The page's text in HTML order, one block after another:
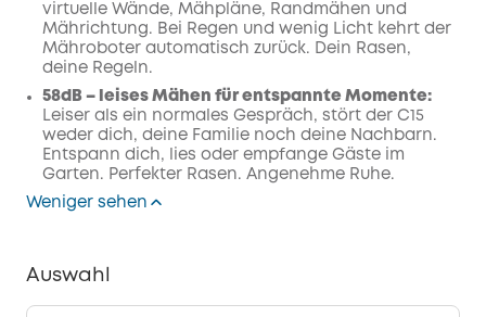
virtuelle Wände, Mähpläne, Randmähen und
Mährichtung. Bei Regen und wenig Licht kehrt der
Mähroboter automatisch zurück. Dein Rasen,
deine Regeln.
58dB – leises Mähen für entspannte Momente:
Leiser als ein normales Gespräch, stört der C15
weder dich, deine Familie noch deine Nachbarn.
Entspann dich, lies oder empfange Gäste im
Garten. Perfekter Rasen. Angenehme Ruhe.
Weniger sehen
Auswahl